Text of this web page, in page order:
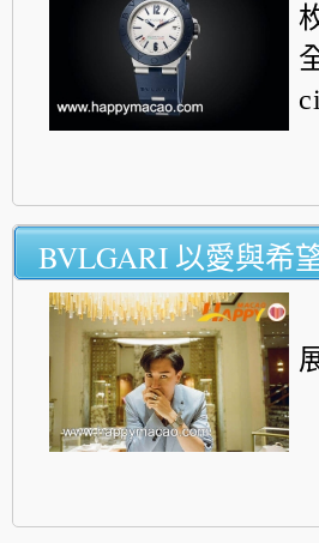
BVLGARI 以愛與希